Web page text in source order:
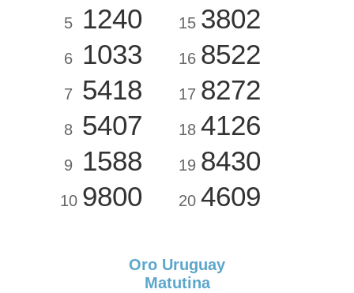
5 1240
6 1033
7 5418
8 5407
9 1588
10 9800
15 3802
16 8522
17 8272
18 4126
19 8430
20 4609
Oro Uruguay
Matutina